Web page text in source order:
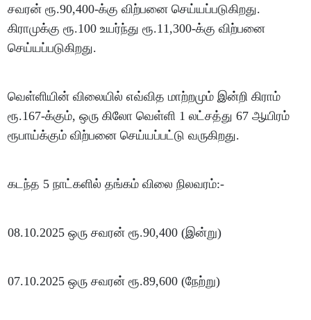
சவரன் ரூ.90,400-க்கு விற்பனை செய்யப்படுகிறது.
கிராமுக்கு ரூ.100 உயர்ந்து ரூ.11,300-க்கு விற்பனை
செய்யப்படுகிறது.
வெள்ளியின் விலையில் எவ்வித மாற்றமும் இன்றி கிராம்
ரூ.167-க்கும், ஒரு கிலோ வெள்ளி 1 லட்சத்து 67 ஆயிரம்
ரூபாய்க்கும் விற்பனை செய்யப்பட்டு வருகிறது.
கடந்த 5 நாட்களில் தங்கம் விலை நிலவரம்:-
08.10.2025 ஒரு சவரன் ரூ.90,400 (இன்று)
07.10.2025 ஒரு சவரன் ரூ.89,600 (நேற்று)